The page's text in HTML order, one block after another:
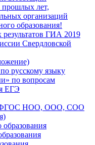
лет,
организаций
образования!
ГИА 2019
Свердловской
русскому языку
по вопросам
ЕГЭ
ФГОС НОО, ООО, СОО